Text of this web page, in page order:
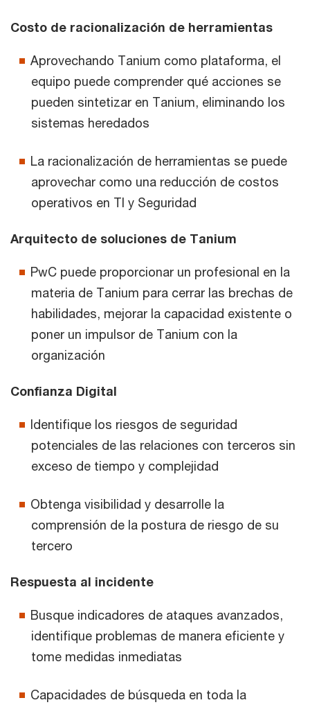
Costo de racionalización de herramientas
Aprovechando Tanium como plataforma, el
equipo puede comprender qué acciones se
pueden sintetizar en Tanium, eliminando los
sistemas heredados
La racionalización de herramientas se puede
aprovechar como una reducción de costos
operativos en TI y Seguridad
Arquitecto de soluciones de Tanium
PwC puede proporcionar un profesional en la
materia de Tanium para cerrar las brechas de
habilidades, mejorar la capacidad existente o
poner un impulsor de Tanium con la
organización
Confianza Digital
Identifique los riesgos de seguridad
potenciales de las relaciones con terceros sin
exceso de tiempo y complejidad
Obtenga visibilidad y desarrolle la
comprensión de la postura de riesgo de su
tercero
Respuesta al incidente
Busque indicadores de ataques avanzados,
identifique problemas de manera eficiente y
tome medidas inmediatas
Capacidades de búsqueda en toda la